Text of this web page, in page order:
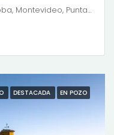
Armação dos Búzios, CABA, Córdoba, Montevideo, Punta del Este, Rosario, Santiago de Chile, Valparaíso, Villa Dolores, Viña del Mar
DESTACADA
EN POZO